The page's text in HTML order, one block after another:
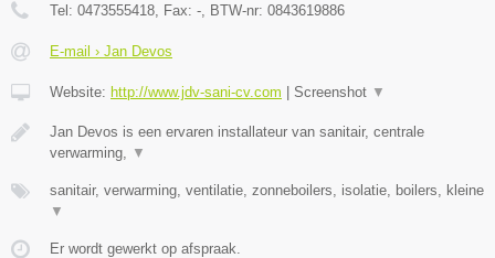
Tel: 0473555418 , Fax: - , BTW-nr: 0843619886
E-mail › Jan Devos
Website: http://www.jdv-sani-cv.com Screenshot ▼
Jan Devos is een ervaren installateur van sanitair, centrale
verwarming,
▼
sanitair, verwarming, ventilatie, zonneboilers, isolatie, boilers, kleine
▼
Er wordt gewerkt op afspraak.